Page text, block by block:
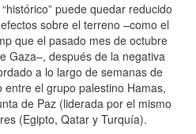
puede quedar reducido
sobre el terreno –como el
que el pasado mes de octubre
Gaza–, después de la negativa
a lo largo de semanas de
entre el grupo palestino Hamas,
de Paz (liderada por el mismo
(Egipto, Qatar y Turquía).